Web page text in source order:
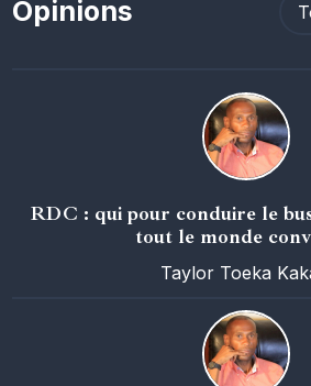
Opinions
RDC : qui pour conduire le
tout le monde
Taylor Toeka